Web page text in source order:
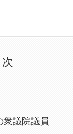
次
衆議院議員